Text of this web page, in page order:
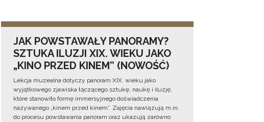
JAK POWSTAWAŁY PANORAMY?
SZTUKA ILUZJI XIX. WIEKU JAKO
„KINO PRZED KINEM” (NOWOŚĆ)
Lekcja muzealna dotyczy panoram XIX. wieku jako
wyjątkowego zjawiska łączącego sztukę, naukę i iluzję,
które stanowiło formę immersyjnego doświadczenia
nazywanego „kinem przed kinem”. Zajęcia nawiązują m.in.
do procesu powstawania panoram oraz ukazują zarówno